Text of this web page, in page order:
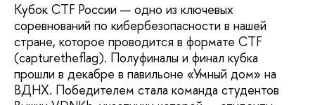
Кубок CTF России — одно из ключевых
соревнований по кибербезопасности в нашей
стране, которое проводится в формате CTF
(capturetheflag). Полуфиналы и финал кубка
прошли в декабре в павильоне «Умный дом» на
ВДНХ. Победителем стала команда студентов